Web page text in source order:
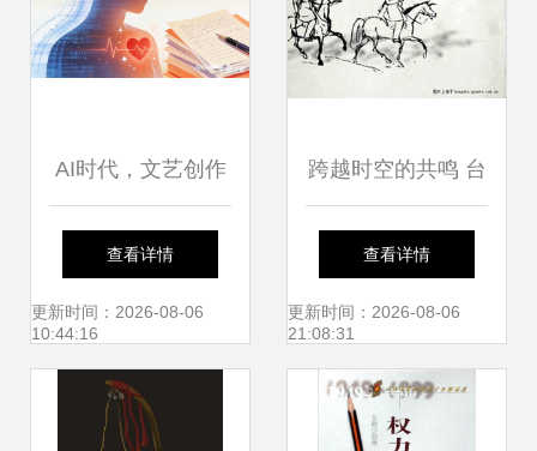
AI时代，文艺创作
如何守住人的温度
文化经纪人的新使
命
查看详情
更新时间：2026-08-06
10:44:16
跨越时空的共鸣 台
湾文艺创作者为何
力荐莱蒙托夫《当
代英雄》
查看详情
更新时间：2026-08-06
21:08:31